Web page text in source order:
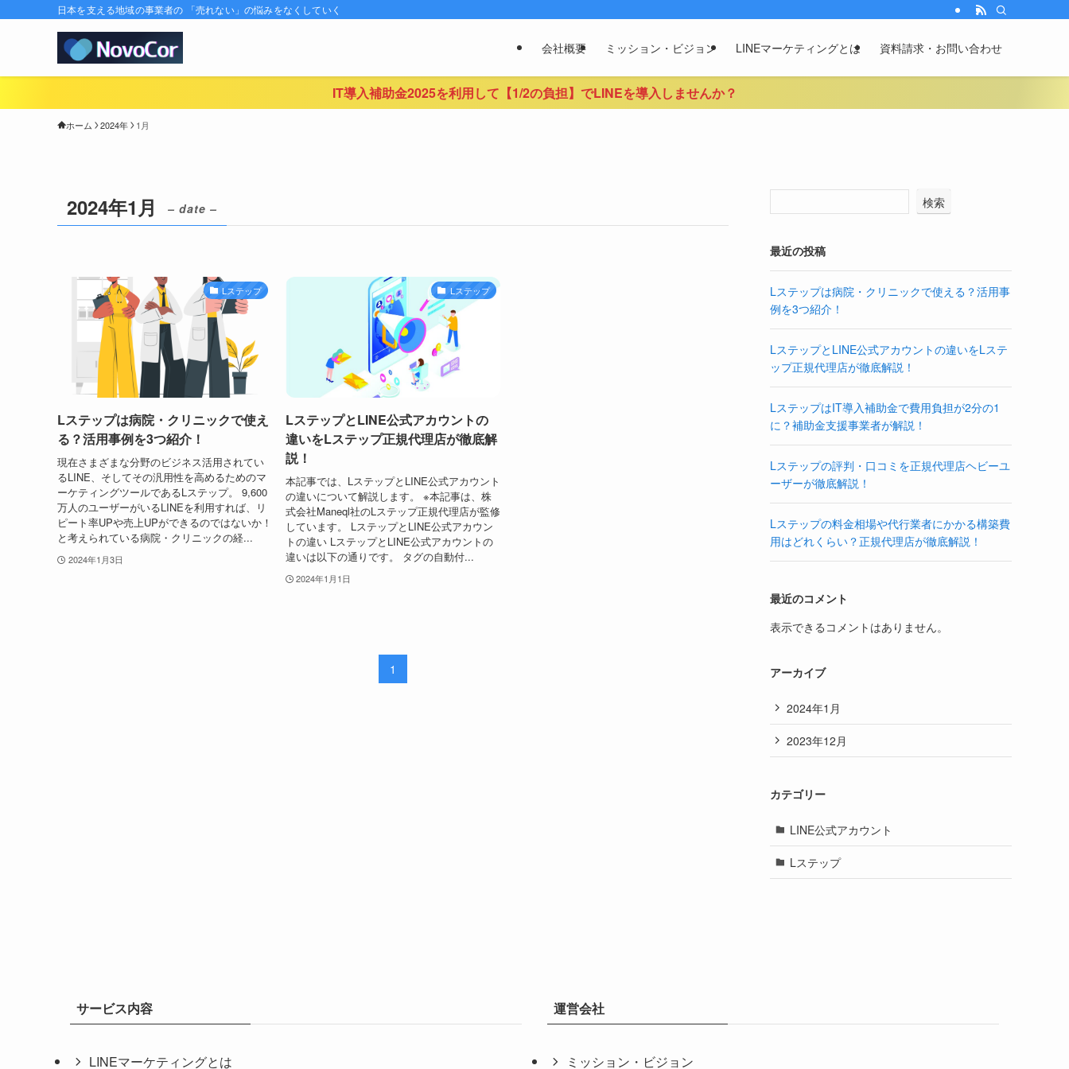
日本を支える地域の事業者の 「売れない」の悩みをなくしていく
会社概要 ミッション・ビジョン LINEマーケティングとは 資料請求・お問い合わせ
IT導入補助金2025を利用して【1/2の負担】でLINEを導入しませんか？
ホーム 2024年 1月
2024年1月 – date –
Lステップ
Lステップは病院・クリニックで使え
る？活用事例を3つ紹介！
現在さまざまな分野のビジネス活用されてい
るLINE、そしてその汎用性を高めるためのマ
ーケティングツールであるLステップ。 9,600
万人のユーザーがいるLINEを利用すれば、リ
ピート率UPや売上UPができるのではないか！
と考えられている病院・クリニックの経...
2024年1月3日
Lステップ
LステップとLINE公式アカウントの
違いをLステップ正規代理店が徹底解
説！
本記事では、LステップとLINE公式アカウント
の違いについて解説します。 ※本記事は、株
式会社Maneql社のLステップ正規代理店が監修
しています。 LステップとLINE公式アカウン
トの違い LステップとLINE公式アカウントの
違いは以下の通りです。 タグの自動付...
2024年1月1日
1
検索
最近の投稿
Lステップは病院・クリニックで使える？活用事
例を3つ紹介！
LステップとLINE公式アカウントの違いをLステ
ップ正規代理店が徹底解説！
LステップはIT導入補助金で費用負担が2分の1
に？補助金支援事業者が解説！
Lステップの評判・口コミを正規代理店ヘビーユ
ーザーが徹底解説！
Lステップの料金相場や代行業者にかかる構築費
用はどれくらい？正規代理店が徹底解説！
最近のコメント
表示できるコメントはありません。
アーカイブ
2024年1月
2023年12月
カテゴリー
LINE公式アカウント
Lステップ
サービス内容
LINEマーケティングとは
運営会社
ミッション・ビジョン